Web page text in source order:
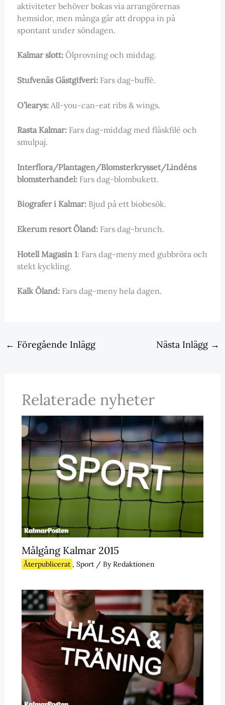
aktiviteter behöver bokas via arrangörernas
hemsidor, men många går att droppa in på
spontant under söndagen.
Kalmar slott:Ölprovning och middag.
Stufvenäs Gästgifveri: Fars dag-buffé.
O’learys:All-you-can-eat ribs & wings.
Rasta Kalmar:Fars dag-middag med fläskfilé och
smulpaj.
Interflora/Plantagen/Blomsterkrysset/Lindéns
blomsterhandel:Fars dag-blombukett.
Biografer i Kalmar:Bjud på ett biobesök.
Ekerum resort Öland:Fars dag-brunch.
Hotell Magasin 1: Fars dag-meny med gubbröra och
stekt kyckling.
Kalk Öland:Fars dag-meny hela dagen.
← Föregående Inlägg Nästa Inlägg →
Relaterade nyheter
Målgång Kalmar 2015
Återpublicerat , Sport/ ByRedaktionen